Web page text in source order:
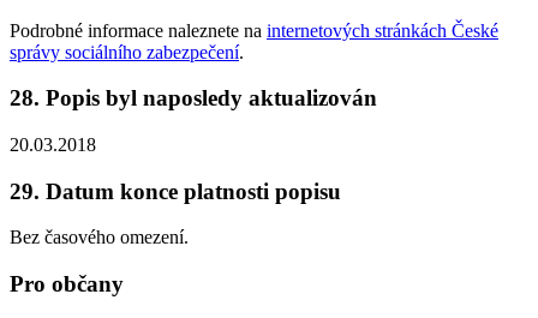
Podrobné informace naleznete na internetových stránkách České
správy sociálního zabezpečení.
28. Popis byl naposledy aktualizován
20.03.2018
29. Datum konce platnosti popisu
Bez časového omezení.
Pro občany